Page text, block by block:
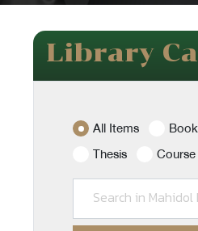
Library
All Items
Thesis